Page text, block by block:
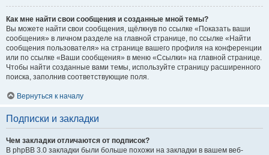
Как мне найти свои сообщения и созданные мной темы?
Вы можете найти свои сообщения, щёлкнув по ссылке «Показать ваши
сообщения» в личном разделе на главной странице, по ссылке «Найти
сообщения пользователя» на странице вашего профиля на конференции
или по ссылке «Ваши сообщения» в меню «Ссылки» на главной странице.
Чтобы найти созданные вами темы, используйте страницу расширенного
поиска, заполнив соответствующие поля.
Вернуться к началу
Подписки и закладки
Чем закладки отличаются от подписок?
В phpBB 3.0 закладки были больше похожи на закладки в вашем веб-